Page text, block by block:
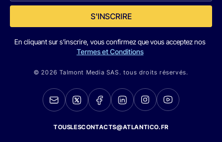
S'INSCRIRE
En cliquant sur s'inscrire, vous confirmez que vous acceptez nos
Termes et Conditions
© 2026 Talmont Media SAS. tous droits réservés.
TOUSLESCONTACTS@ATLANTICO.FR